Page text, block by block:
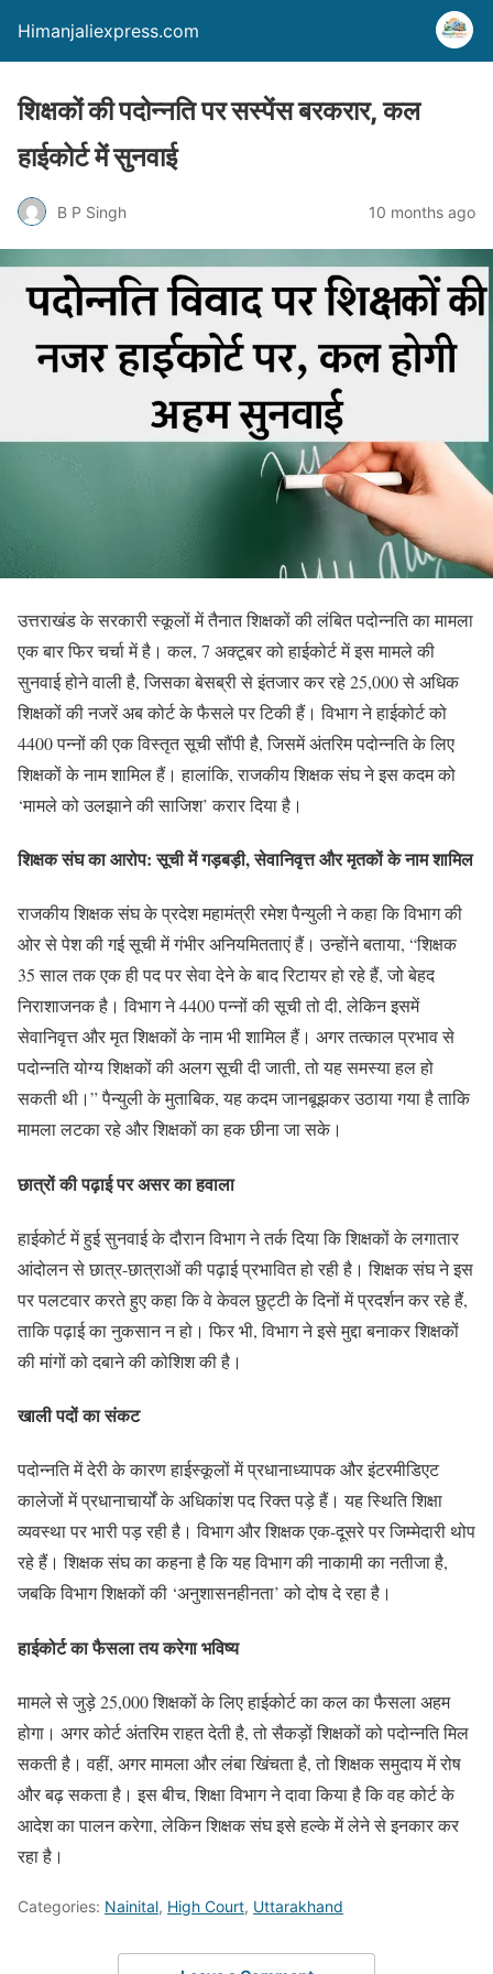
Himanjaliexpress.com
शिक्षकों की पदोन्नति पर सस्पेंस बरकरार, कल
हाईकोर्ट में सुनवाई
B P Singh 10 months ago
उत्तराखंड के सरकारी स्कूलों में तैनात शिक्षकों की लंबित पदोन्नति का मामला
एक बार फिर चर्चा में है। कल, 7 अक्टूबर को हाईकोर्ट में इस मामले की
सुनवाई होने वाली है, जिसका बेसब्री से इंतजार कर रहे 25,000 से अधिक
शिक्षकों की नजरें अब कोर्ट के फैसले पर टिकी हैं। विभाग ने हाईकोर्ट को
4400 पन्नों की एक विस्तृत सूची सौंपी है, जिसमें अंतरिम पदोन्नति के लिए
शिक्षकों के नाम शामिल हैं। हालांकि, राजकीय शिक्षक संघ ने इस कदम को
‘मामले को उलझाने की साजिश’ करार दिया है।
शिक्षक संघ का आरोप: सूची में गड़बड़ी, सेवानिवृत्त और मृतकों के नाम शामिल
राजकीय शिक्षक संघ के प्रदेश महामंत्री रमेश पैन्युली ने कहा कि विभाग की
ओर से पेश की गई सूची में गंभीर अनियमितताएं हैं। उन्होंने बताया, “शिक्षक
35 साल तक एक ही पद पर सेवा देने के बाद रिटायर हो रहे हैं, जो बेहद
निराशाजनक है। विभाग ने 4400 पन्नों की सूची तो दी, लेकिन इसमें
सेवानिवृत्त और मृत शिक्षकों के नाम भी शामिल हैं। अगर तत्काल प्रभाव से
पदोन्नति योग्य शिक्षकों की अलग सूची दी जाती, तो यह समस्या हल हो
सकती थी।” पैन्युली के मुताबिक, यह कदम जानबूझकर उठाया गया है ताकि
मामला लटका रहे और शिक्षकों का हक छीना जा सके।
छात्रों की पढ़ाई पर असर का हवाला
हाईकोर्ट में हुई सुनवाई के दौरान विभाग ने तर्क दिया कि शिक्षकों के लगातार
आंदोलन से छात्र-छात्राओं की पढ़ाई प्रभावित हो रही है। शिक्षक संघ ने इस
पर पलटवार करते हुए कहा कि वे केवल छुट्टी के दिनों में प्रदर्शन कर रहे हैं,
ताकि पढ़ाई का नुकसान न हो। फिर भी, विभाग ने इसे मुद्दा बनाकर शिक्षकों
की मांगों को दबाने की कोशिश की है।
खाली पदों का संकट
पदोन्नति में देरी के कारण हाईस्कूलों में प्रधानाध्यापक और इंटरमीडिएट
कालेजों में प्रधानाचार्यों के अधिकांश पद रिक्त पड़े हैं। यह स्थिति शिक्षा
व्यवस्था पर भारी पड़ रही है। विभाग और शिक्षक एक-दूसरे पर जिम्मेदारी थोप
रहे हैं। शिक्षक संघ का कहना है कि यह विभाग की नाकामी का नतीजा है,
जबकि विभाग शिक्षकों की ‘अनुशासनहीनता’ को दोष दे रहा है।
हाईकोर्ट का फैसला तय करेगा भविष्य
मामले से जुड़े 25,000 शिक्षकों के लिए हाईकोर्ट का कल का फैसला अहम
होगा। अगर कोर्ट अंतरिम राहत देती है, तो सैकड़ों शिक्षकों को पदोन्नति मिल
सकती है। वहीं, अगर मामला और लंबा खिंचता है, तो शिक्षक समुदाय में रोष
और बढ़ सकता है। इस बीच, शिक्षा विभाग ने दावा किया है कि वह कोर्ट के
आदेश का पालन करेगा, लेकिन शिक्षक संघ इसे हल्के में लेने से इनकार कर
रहा है।
Categories: Nainital, High Court, Uttarakhand